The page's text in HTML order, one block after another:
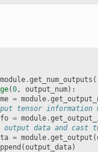
module.get_num_outputs
(0, output_num):
= module.
tensor
= module.
output data and cast
= module.get_output (
(output_data)